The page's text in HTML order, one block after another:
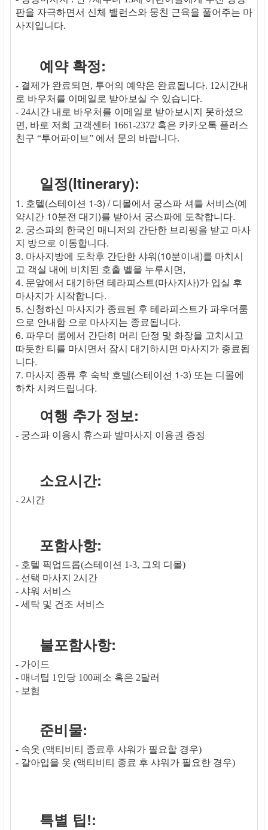
판을 자극하면서 신체 밸런스와 뭉친 근육을 풀어주는 마
사지입니다.
예약 확정:
- 결제가 완료되면, 투어의 예약은 완료됩니다. 12시간내
로 바우처를 이메일로 받아보실 수 있습니다.
- 24시간 내로 바우처를 이메일로 받아보시지 못하셨으
면, 바로 저희 고객센터 1661-2372 혹은 카카오톡 플러스
친구 “투어파이브” 에서 문의 바랍니다.
일정(Itinerary):
1. 호텔(스테이션 1-3) / 디몰에서 궁스파 셔틀 서비스(예
약시간 10분전 대기)를 받아서 궁스파에 도착합니다.
2. 궁스파의 한국인 매니저의 간단한 브리핑을 받고 마사
지 방으로 이동합니다.
3. 마사지방에 도착후 간단한 샤워(10분이내)를 마치시
고 객실 내에 비치된 호출 벨을 누루시면,
4. 문앞에서 대기하던 테라피스트(마사지사)가 입실 후
마사지가 시작합니다.
5. 신청하신 마사지가 종료된 후 테라피스트가 파우더룸
으로 안내함 으로 마사지는 종료됩니다.
6. 파우더 룸에서 간단히 머리 단정 및 화장을 고치시고
따듯한 티를 마시면서 잠시 대기하시면 마사지가 종료됩
니다.
7. 마사지 종류 후 숙박 호텔(스테이션 1-3) 또는 디몰에
하차 시켜드립니다.
여행 추가 정보:
- 궁스파 이용시 휴스파 발마사지 이용권 증정
소요시간:
- 2시간
포함사항:
- 호텔 픽업드롭(스테이션 1-3, 그외 디몰)
- 선택 마사지 2시간
- 샤워 서비스
- 세탁 및 건조 서비스
불포함사항:
- 가이드
- 매너팁 1인당 100페소 혹은 2달러
- 보험
준비물:
- 속옷 (액티비티 종료후 샤워가 필요할 경우)
- 갈아입을 옷 (액티비티 종료 후 샤워가 필요한 경우)
특별 팁!: